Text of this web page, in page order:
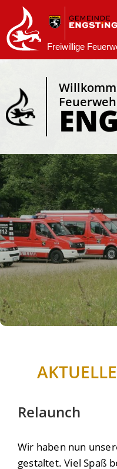
Relaunch
Wir haben nun
gestaltet. Viel Spaß